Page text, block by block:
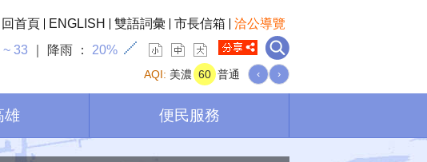
回首頁 ENGLISH 雙語詞彙 市長信箱
洽公導覽
~ 33 降雨 20%
AQI: 美濃 60 普通 ‹ ›
雄 便民服務